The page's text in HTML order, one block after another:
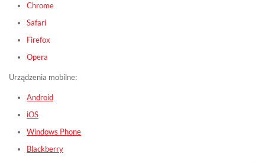
Chrome
Safari
Firefox
Opera
Urządzenia mobilne:
Android
iOS
Windows Phone
Blackberry